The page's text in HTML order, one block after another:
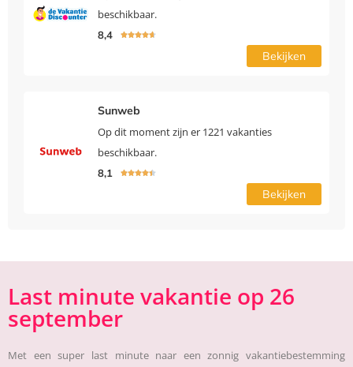
beschikbaar.
8,4 
Bekijken
Sunweb
Op dit moment zijn er 1221 vakanties
beschikbaar.
8,1 
Bekijken
Last minute vakantie op 26
september
Met een super last minute naar een zonnig vakantiebestemming